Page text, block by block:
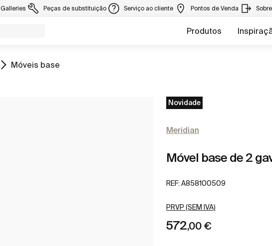
Galleries Peças de substituição Serviço ao cliente Pontos de Venda
Produtos
Ir para
Móveis base
Novidade
Meridian
Móvel base de 2
REF: A858100509
PRVP (SEM IVA)
572,00 €